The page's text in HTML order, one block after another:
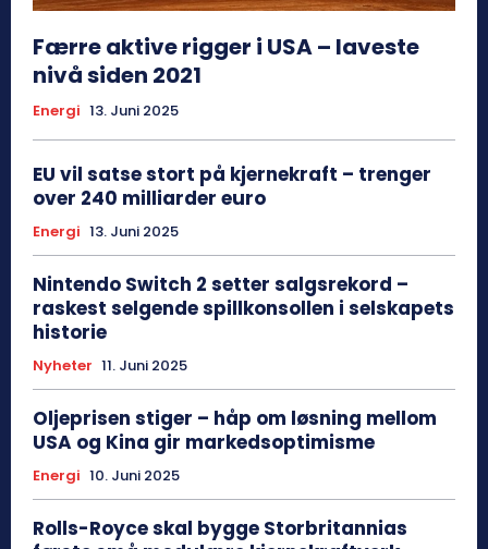
Færre aktive rigger i USA – laveste
nivå siden 2021
Energi 13. Juni 2025
EU vil satse stort på kjernekraft – trenger
over 240 milliarder euro
Energi 13. Juni 2025
Nintendo Switch 2 setter salgsrekord –
raskest selgende spillkonsollen i selskapets
historie
Nyheter 11. Juni 2025
Oljeprisen stiger – håp om løsning mellom
USA og Kina gir markedsoptimisme
Energi 10. Juni 2025
Rolls-Royce skal bygge Storbritannias